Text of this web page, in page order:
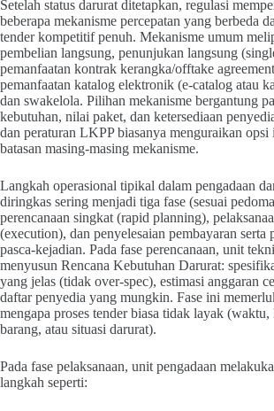
Setelah status darurat ditetapkan, regulasi
beberapa mekanisme percepatan yang berbeda
tender kompetitif penuh. Mekanisme umum
pembelian langsung, penunjukan langsung
pemanfaatan kontrak kerangka/offtake
pemanfaatan katalog elektronik (e-catalog atau
dan swakelola. Pilihan mekanisme bergantung
kebutuhan, nilai paket, dan ketersediaan
dan peraturan LKPP biasanya menguraikan opsi
batasan masing-masing mekanisme.
Langkah operasional tipikal dalam pengadaan
diringkas sering menjadi tiga fase (sesuai
perencanaan singkat (rapid planning),
(execution), dan penyelesaian pembayaran serta
pasca-kejadian. Pada fase perencanaan, unit
menyusun Rencana Kebutuhan Darurat:
yang jelas (tidak over-spec), estimasi anggaran
daftar penyedia yang mungkin. Fase ini
mengapa proses tender biasa tidak layak (waktu,
barang, atau situasi darurat).
Pada fase pelaksanaan, unit pengadaan
langkah seperti: